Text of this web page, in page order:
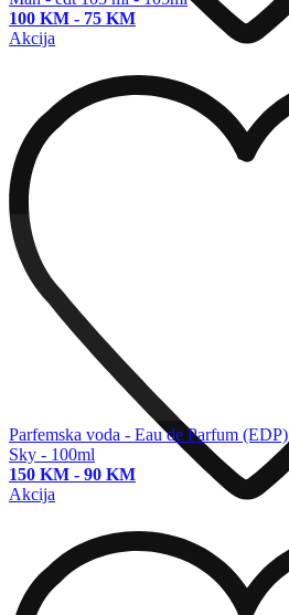
100 KM - 75 KM
Akcija
Parfemska voda - Eau de Parfum (EDP)
Sky - 100ml
150 KM - 90 KM
Akcija